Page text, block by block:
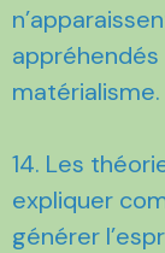
matérialisme.
14. Les
expliquer
générer